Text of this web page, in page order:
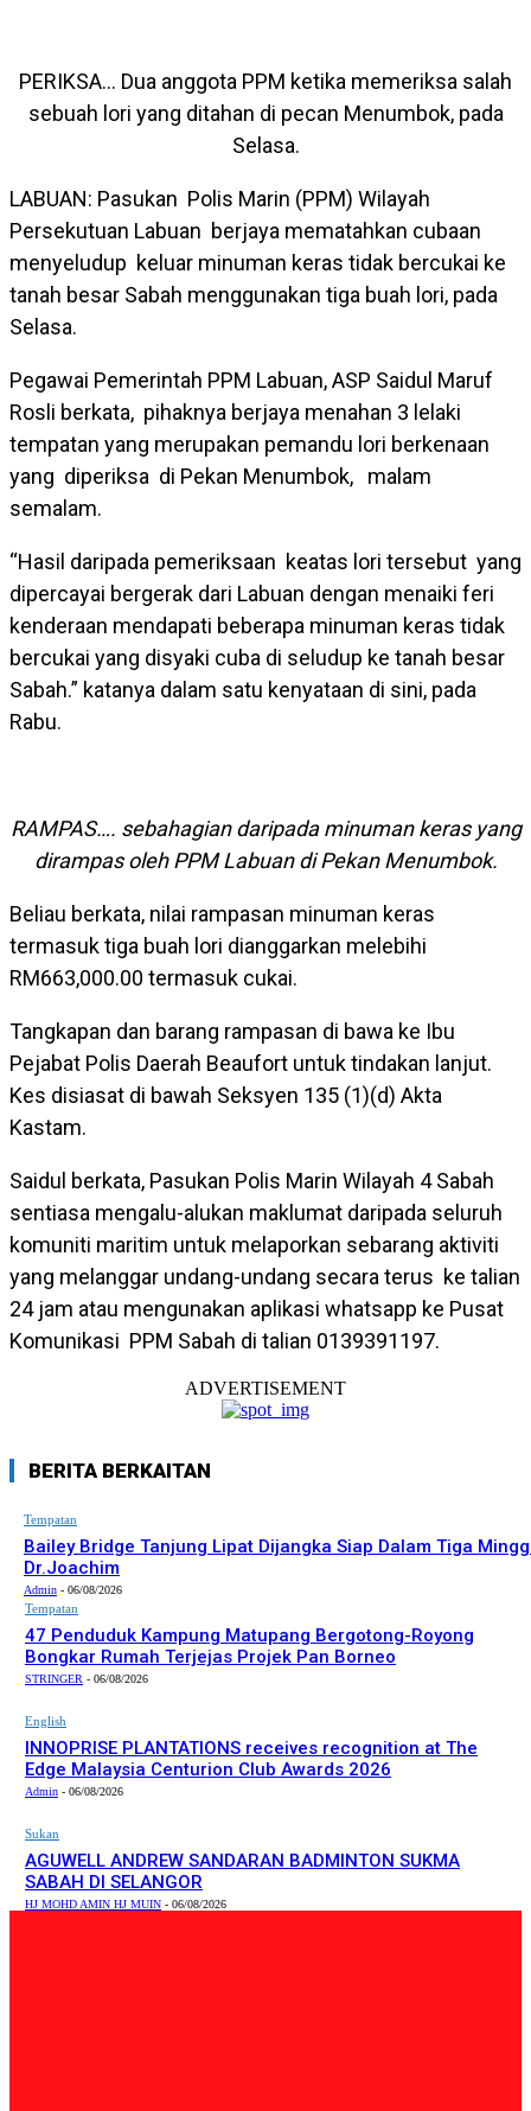
PERIKSA… Dua anggota PPM ketika memeriksa salah
sebuah lori yang ditahan di pecan Menumbok, pada
Selasa.
LABUAN: Pasukan Polis Marin (PPM) Wilayah
Persekutuan Labuan berjaya mematahkan cubaan
menyeludup keluar minuman keras tidak bercukai ke
tanah besar Sabah menggunakan tiga buah lori, pada
Selasa.
Pegawai Pemerintah PPM Labuan, ASP Saidul Maruf
Rosli berkata, pihaknya berjaya menahan 3 lelaki
tempatan yang merupakan pemandu lori berkenaan
yang diperiksa di Pekan Menumbok, malam
semalam.
“Hasil daripada pemeriksaan keatas lori tersebut yang
dipercayai bergerak dari Labuan dengan menaiki feri
kenderaan mendapati beberapa minuman keras tidak
bercukai yang disyaki cuba di seludup ke tanah besar
Sabah.” katanya dalam satu kenyataan di sini, pada
Rabu.
RAMPAS…. sebahagian daripada minuman keras yang
dirampas oleh PPM Labuan di Pekan Menumbok.
Beliau berkata, nilai rampasan minuman keras
termasuk tiga buah lori dianggarkan melebihi
RM663,000.00 termasuk cukai.
Tangkapan dan barang rampasan di bawa ke Ibu
Pejabat Polis Daerah Beaufort untuk tindakan lanjut.
Kes disiasat di bawah Seksyen 135 (1)(d) Akta
Kastam.
Saidul berkata, Pasukan Polis Marin Wilayah 4 Sabah
sentiasa mengalu-alukan maklumat daripada seluruh
komuniti maritim untuk melaporkan sebarang aktiviti
yang melanggar undang-undang secara terus ke talian
24 jam atau mengunakan aplikasi whatsapp ke Pusat
Komunikasi PPM Sabah di talian 0139391197.
ADVERTISEMENT
BERITA BERKAITAN
Tempatan
Bailey Bridge Tanjung Lipat Dijangka Siap Dalam Tiga
Dr.Joachim
Admin - 06/08/2026
Tempatan
47 Penduduk Kampung Matupang Bergotong-Royong
Bongkar Rumah Terjejas Projek Pan Borneo
STRINGER - 06/08/2026
English
INNOPRISE PLANTATIONS receives recognition at The
Edge Malaysia Centurion Club Awards 2026
Admin - 06/08/2026
Sukan
AGUWELL ANDREW SANDARAN BADMINTON SUKMA
SABAH DI SELANGOR
HJ MOHD AMIN HJ MUIN - 06/08/2026